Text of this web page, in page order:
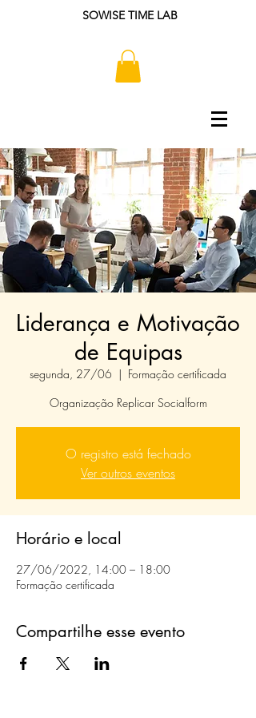
SOWISE TIME LAB
Liderança e Motivação
de Equipas
segunda, 27/06
  |
Formação certificada
Organização Replicar Socialform
O registro está fechado
Ver outros eventos
Horário e local
27/06/2022, 14:00 – 18:00
Formação certificada
Compartilhe esse evento